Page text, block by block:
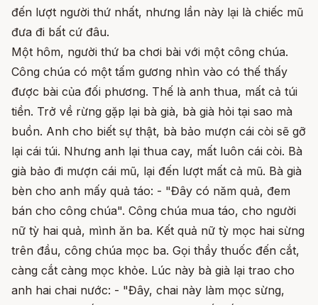
đến lượt người thứ nhất, nhưng lần này lại là chiếc mũ
đưa đi bất cứ đâu.
Một hôm, người thứ ba chơi bài với một công chúa.
Công chúa có một tấm gương nhìn vào có thế thấy
được bài của đối phương. Thế là anh thua, mất cả túi
tiền. Trở về rừng gặp lại bà già, bà già hỏi tại sao mà
buồn. Anh cho biết sự thật, bà bảo mượn cái còi sẽ gỡ
lại cái túi. Nhưng anh lại thua cay, mất luôn cái còi. Bà
già bảo đi mượn cái mũ, lại đến lượt mất cả mũ. Bà già
bèn cho anh mấy quả táo: - "Đây có năm quả, đem
bán cho công chúa". Công chúa mua táo, cho người
nữ tỳ hai quả, mình ăn ba. Kết quả nữ tỳ mọc hai sừng
trên đầu, công chúa mọc ba. Gọi thầy thuốc đến cắt,
càng cắt càng mọc khỏe. Lúc này bà già lại trao cho
anh hai chai nước: - "Đây, chai này làm mọc sừng,